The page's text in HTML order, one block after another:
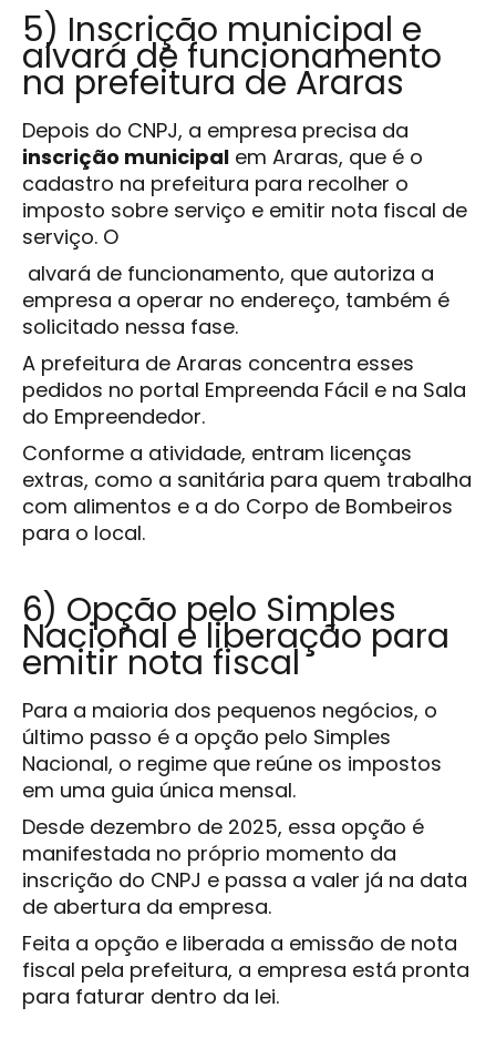
5) Inscrição municipal e
alvará de funcionamento
na prefeitura de Araras
Depois do CNPJ, a empresa precisa da
inscrição municipal em Araras, que é o
cadastro na prefeitura para recolher o
imposto sobre serviço e emitir nota fiscal de
serviço. O
alvará de funcionamento, que autoriza a
empresa a operar no endereço, também é
solicitado nessa fase.
A prefeitura de Araras concentra esses
pedidos no portal Empreenda Fácil e na Sala
do Empreendedor.
Conforme a atividade, entram licenças
extras, como a sanitária para quem trabalha
com alimentos e a do Corpo de Bombeiros
para o local.
6) Opção pelo Simples
Nacional e liberação para
emitir nota fiscal
Para a maioria dos pequenos negócios, o
último passo é a opção pelo Simples
Nacional, o regime que reúne os impostos
em uma guia única mensal.
Desde dezembro de 2025, essa opção é
manifestada no próprio momento da
inscrição do CNPJ e passa a valer já na data
de abertura da empresa.
Feita a opção e liberada a emissão de nota
fiscal pela prefeitura, a empresa está pronta
para faturar dentro da lei.